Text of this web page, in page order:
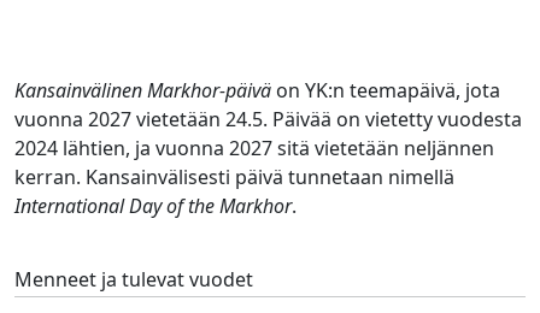
Kansainvälinen Markhor-päivä on YK:n teemapäivä, jota
vuonna 2027 vietetään 24.5. Päivää on vietetty vuodesta
2024 lähtien, ja vuonna 2027 sitä vietetään neljännen
kerran. Kansainvälisesti päivä tunnetaan nimellä
International Day of the Markhor.
Menneet ja tulevat vuodet